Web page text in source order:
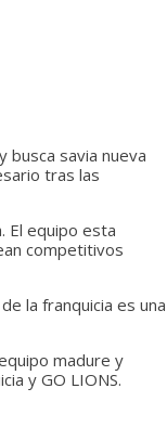
savia nueva
tras las
El equipo esta
competitivos
la franquicia es una
madure y
y GO LIONS.